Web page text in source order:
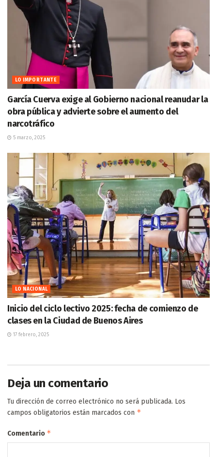
LO IMPORTANTE
García Cuerva exige al Gobierno nacional reanudar la
obra pública y advierte sobre el aumento del
narcotráfico
5 marzo, 2025
LO NACIONAL
Inicio del ciclo lectivo 2025: fecha de comienzo de
clases en la Ciudad de Buenos Aires
17 febrero, 2025
Deja un comentario
Tu dirección de correo electrónico no será publicada. Los
campos obligatorios están marcados con *
Comentario *